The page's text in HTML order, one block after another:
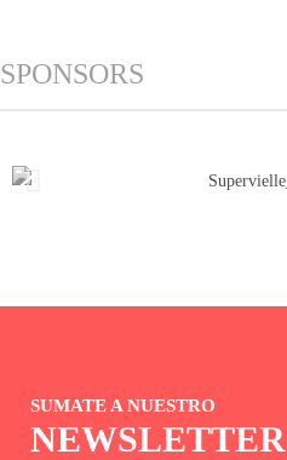
SPONSORS
SUMATE A NUESTRO
NEWSLETTER